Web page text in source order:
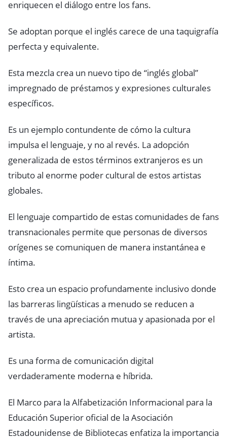
enriquecen el diálogo entre los fans.
Se adoptan porque el inglés carece de una taquigrafía
perfecta y equivalente.
Esta mezcla crea un nuevo tipo de “inglés global”
impregnado de préstamos y expresiones culturales
específicos.
Es un ejemplo contundente de cómo la cultura
impulsa el lenguaje, y no al revés. La adopción
generalizada de estos términos extranjeros es un
tributo al enorme poder cultural de estos artistas
globales.
El lenguaje compartido de estas comunidades de fans
transnacionales permite que personas de diversos
orígenes se comuniquen de manera instantánea e
íntima.
Esto crea un espacio profundamente inclusivo donde
las barreras lingüísticas a menudo se reducen a
través de una apreciación mutua y apasionada por el
artista.
Es una forma de comunicación digital
verdaderamente moderna e híbrida.
El Marco para la Alfabetización Informacional para la
Educación Superior oficial de la Asociación
Estadounidense de Bibliotecas enfatiza la importancia